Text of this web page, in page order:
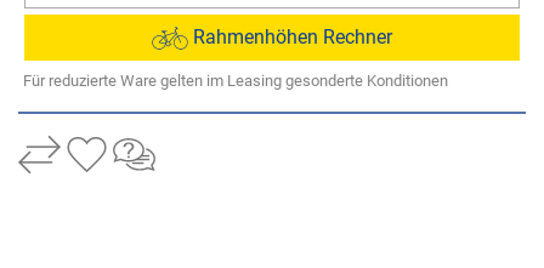
Rahmenhöhen Rechner
Für reduzierte Ware gelten im Leasing gesonderte Konditionen